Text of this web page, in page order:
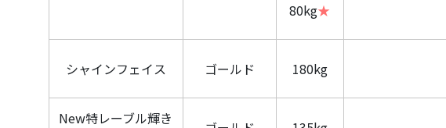
80kg★
シャインフェイス ゴールド 180kg
New特レーブル輝き